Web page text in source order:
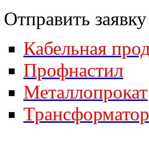
Отправить заявку
Кабельная
Профнастил
Металлопрокат